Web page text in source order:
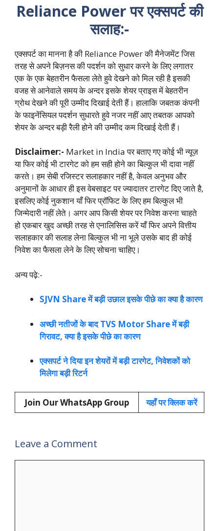
Reliance Power पर एक्सपर्ट की
सलाह:-
एक्सपर्ट का मानना है की Reliance Power की मैनेजमेंट जिस
तरह से अपने बिज़नस की पदर्शन को सुधार करने के लिए लगातर
एक के एक बेहतरीन फैसला लेते हुवे देखने को मिल रही है इसकी
वजह से आनेवाले समय के अन्दर इसके शेयर प्राइस में बेहतरीन
ग्रोथ देखने की पूरी उम्मीद दिखाई देती हैं। हालाकि जबतक कंपनी
के फाइनेंसियल पदर्शन सुधारते हुवे नजर नहीं आए तबतक आपको
शेयर के अन्दर बड़ी रैली होने की उम्मीद कम दिखाई देती हैं।
Disclaimer:- Market in India पर बताए गए कोई भी न्यूज़
या फिर कोई भी टारगेट को हम सही होने का बिल्कुल भी दावा नहीं
करते। हम सेबी रजिस्टर सलाहकार नहीं है, केवल अनुभव और
अनुमानों के आधार ही इस वेबसाइट पर ज्यादातर टारगेट दिए जाते है,
इसलिए कोई नुकशान याँ फिर प्रॉफिट के लिए हम बिल्कुल भी
जिन्मेदारी नहीं लेते। अगर आप किसी शेयर पर निवेश करना चाहते
हो एकबार खुद अच्छी तरह से एनालिसिस करें याँ फिर अपने वित्तीय
सलाहकार की सलाह लेना बिल्कुल भी ना भूले उसके बाद ही कोई
निवेश का फैसला लेने के लिए सोचना चाहिए।
अन्य पढ़े:-
SJVN Share में बड़ी उछाल इसके पीछे का क्या है कारण
अच्छी नतीजों के बाद TVS Motor Share में बड़ी
गिरावट, क्या है इसके पीछे का कारण
एक्सपर्ट ने दिया इन शेयरों में बड़ी टारगेट, निवेशकों को
मिलेगा बड़ी रिटर्न
Join Our WhatsApp Group यहाँ पर क्लिक करें
Leave a Comment